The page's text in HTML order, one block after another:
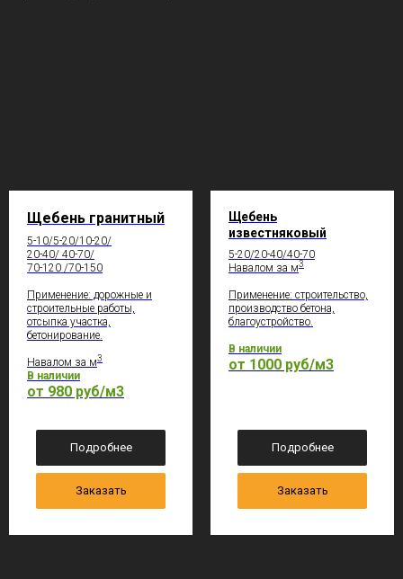
Щебень гранитный
5-10/5-20/10-20/
20-40/ 40-70/
70-120 /70-150
Применение: дорожные и
строительные работы,
отсыпка участка,
бетонирование.
Навалом за м3
В наличии
от 980 руб/м3
Подробнее
Заказать
Щебень
известняковый
5-20/20-40/40-70
Навалом за м3
Применение: строительство,
производство бетона,
благоустройство.
В наличии
от 1000 руб/м3
Подробнее
Заказать